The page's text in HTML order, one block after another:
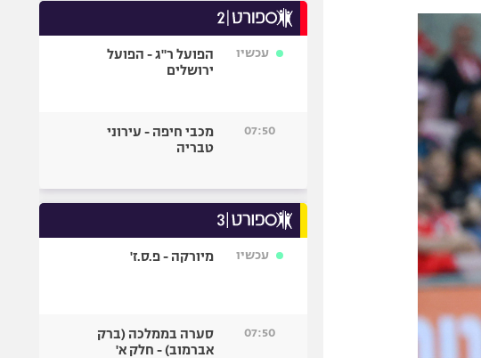
עכשיו
הפועל ר"ג - הפועל
ירושלים
07:50
מכבי חיפה - עירוני
טבריה
עכשיו מיורקה - פ.ס.ז'
07:50
סערה בממלכה (ברק
אברמוב) - חלק א'